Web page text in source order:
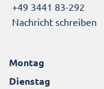
+49 3441 83-292
Nachricht schreiben
Montag
Dienstag